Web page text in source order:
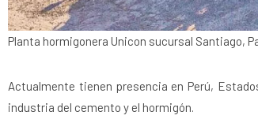
Planta hormigonera Unicon sucursal Santiago,
Actualmente tienen presencia en Perú,
industria del cemento y el hormigón.